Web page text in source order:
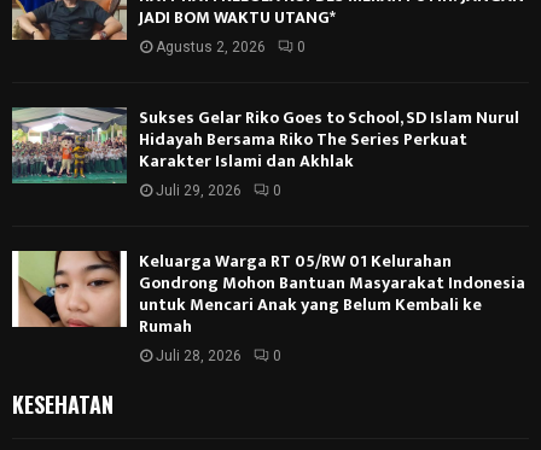
JADI BOM WAKTU UTANG*
Agustus 2, 2026 0
Sukses Gelar Riko Goes to School, SD Islam Nurul
Hidayah Bersama Riko The Series Perkuat
Karakter Islami dan Akhlak
Juli 29, 2026 0
Keluarga Warga RT 05/RW 01 Kelurahan
Gondrong Mohon Bantuan Masyarakat Indonesia
untuk Mencari Anak yang Belum Kembali ke
Rumah
Juli 28, 2026 0
KESEHATAN